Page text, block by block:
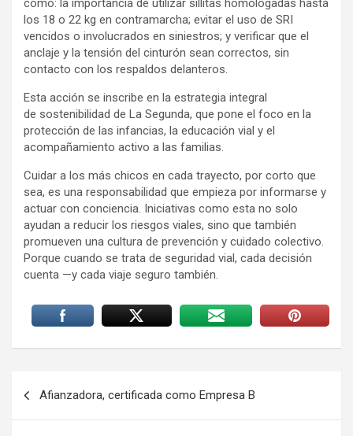
como: la importancia de utilizar sillitas homologadas hasta
los 18 o 22 kg en contramarcha; evitar el uso de SRI
vencidos o involucrados en siniestros; y verificar que el
anclaje y la tensión del cinturón sean correctos, sin
contacto con los respaldos delanteros.
Esta acción se inscribe en la estrategia integral
de sostenibilidad de La Segunda, que pone el foco en la
protección de las infancias, la educación vial y el
acompañamiento activo a las familias.
Cuidar a los más chicos en cada trayecto, por corto que
sea, es una responsabilidad que empieza por informarse y
actuar con conciencia. Iniciativas como esta no solo
ayudan a reducir los riesgos viales, sino que también
promueven una cultura de prevención y cuidado colectivo.
Porque cuando se trata de seguridad vial, cada decisión
cuenta —y cada viaje seguro también.
Afianzadora, certificada como Empresa B